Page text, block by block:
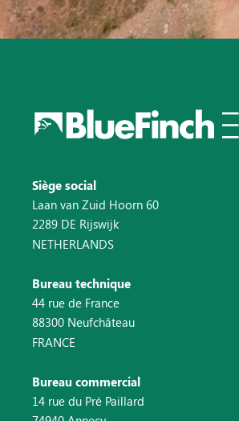
Siège social
Laan van Zuid Hoorn 60
2289 DE Rijswijk
NETHERLANDS
Bureau technique
44 rue de France
88300 Neufchâteau
FRANCE
Bureau commercial
14 rue du Pré Paillard